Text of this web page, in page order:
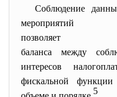
Соблюдение
мероприятий
баланса между
интересов
фискальной
5